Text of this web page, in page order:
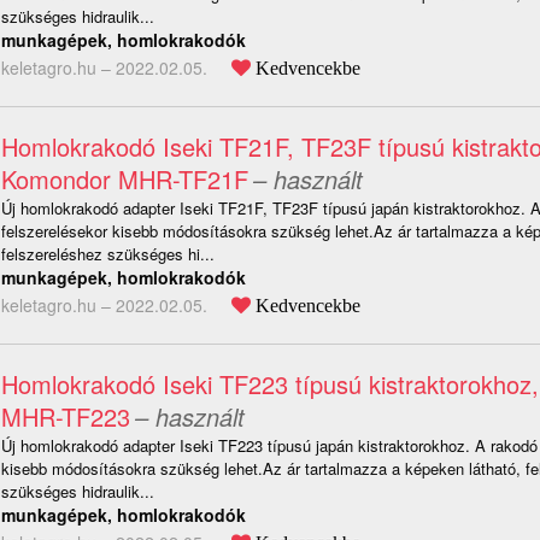
szükséges hidraulik...
munkagépek, homlokrakodók
keletagro.hu – 2022.02.05. Kedvencekbe
Homlokrakodó Iseki TF21F, TF23F típusú
Komondor MHR-TF21F– használt
Új homlokrakodó adapter Iseki TF21F, TF23F típusú japán kistraktorokhoz.
felszerelésekor kisebb módosításokra szükség lehet.Az ár tartalmazza a
felszereléshez szükséges hi...
munkagépek, homlokrakodók
keletagro.hu – 2022.02.05. Kedvencekbe
Homlokrakodó Iseki TF223 típusú
MHR-TF223– használt
Új homlokrakodó adapter Iseki TF223 típusú japán kistraktorokhoz. A
kisebb módosításokra szükség lehet.Az ár tartalmazza a képeken látható,
szükséges hidraulik...
munkagépek, homlokrakodók